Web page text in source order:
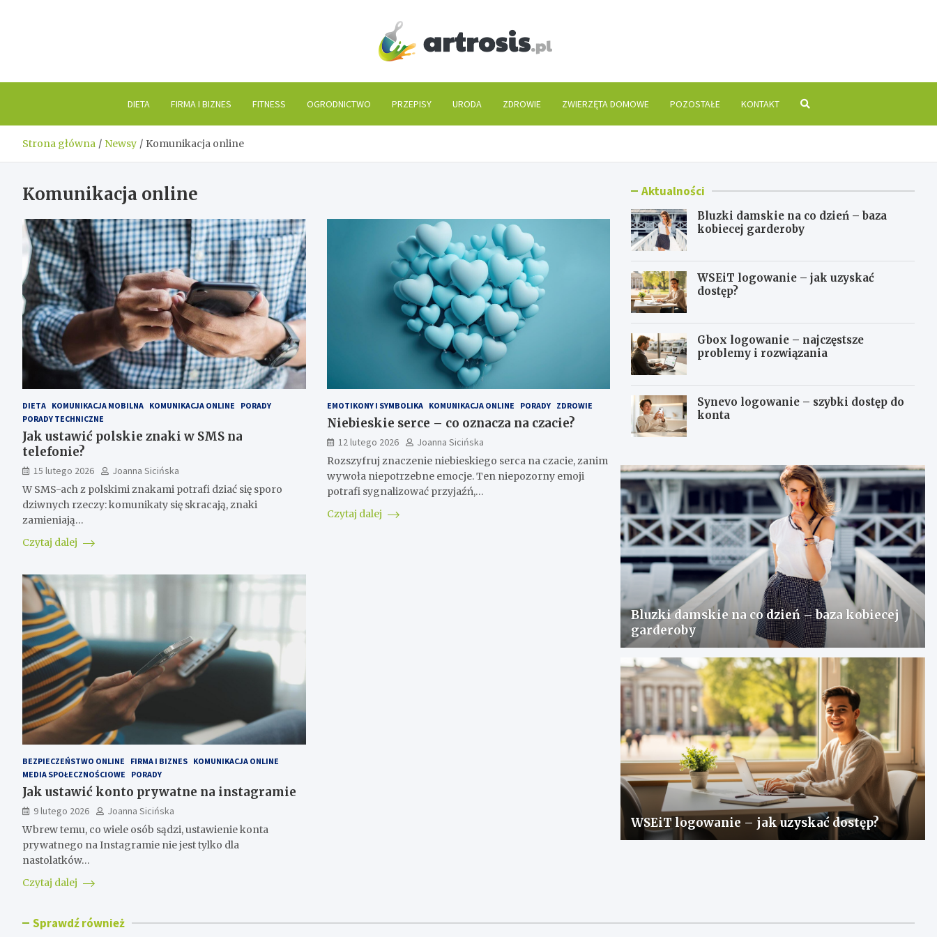
DIETA FIRMA I BIZNES FITNESS OGRODNICTWO PRZEPISY URODA ZDROWIE ZWIERZĘTA DOMOWE POZOSTAŁE KONTAKT
Strona główna Newsy Komunikacja online
Komunikacja online
DIETA KOMUNIKACJA MOBILNA KOMUNIKACJA ONLINE
PORADY
PORADY TECHNICZNE
Jak ustawić polskie znaki w SMS na
telefonie?
15 lutego 2026
Joanna Sicińska
W SMS-ach z polskimi znakami potrafi dziać się sporo
dziwnych rzeczy: komunikaty się skracają, znaki
zamieniają…
Czytaj dalej
EMOTIKONY I SYMBOLIKA KOMUNIKACJA ONLINE PORADY ZDROWIE
Niebieskie serce – co oznacza na czacie?
12 lutego 2026
Joanna Sicińska
Rozszyfruj znaczenie niebieskiego serca na czacie, zanim
wywoła niepotrzebne emocje. Ten niepozorny emoji
potrafi sygnalizować przyjaźń,…
Czytaj dalej
BEZPIECZEŃSTWO ONLINE FIRMA I BIZNES KOMUNIKACJA ONLINE
MEDIA SPOŁECZNOŚCIOWE
PORADY
Jak ustawić konto prywatne na instagramie
9 lutego 2026
Joanna Sicińska
Wbrew temu, co wiele osób sądzi, ustawienie konta
prywatnego na Instagramie nie jest tylko dla
nastolatków…
Czytaj dalej
Aktualności
Bluzki damskie na co dzień – baza
kobiecej garderoby
WSEiT logowanie – jak uzyskać
dostęp?
Gbox logowanie – najczęstsze
problemy i rozwiązania
Synevo logowanie – szybki dostęp do
konta
Bluzki damskie na co dzień – baza kobiecej
garderoby
WSEiT logowanie – jak uzyskać dostęp?
Sprawdź również